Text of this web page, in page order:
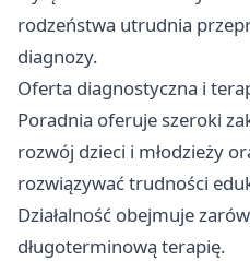
rodzeństwa utrudnia
diagnozy.
Oferta diagnostyczna i
Poradnia oferuje szeroki
rozwój dzieci i młodzieży
rozwiązywać trudności
Działalność obejmuje
długoterminową terapię.